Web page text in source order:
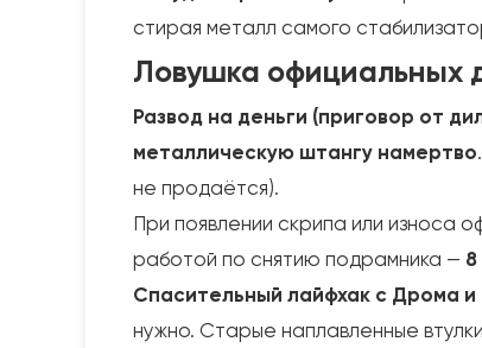
стирая металл самого
Ловушка официальных
Развод на деньги (приговор от
металлическую штангу намертво
не продаётся).
При появлении скрипа или износа
работой по снятию подрамника —
Спасительный лайфхак с Дрома
нужно. Старые наплавленные